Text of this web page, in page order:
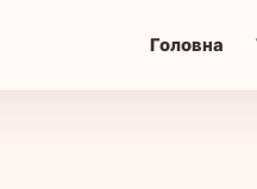
Головна